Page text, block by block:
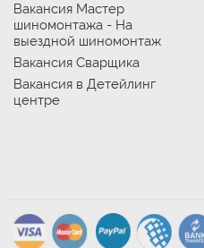
Вакансия Мастер
шиномонтажа - На
выездной шиномонтаж
Вакансия Сварщика
Вакансия в Детейлинг
центре